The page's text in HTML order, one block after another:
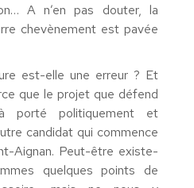
A n’en pas douter, la
chevènement est pavée
est-elle une erreur ? Et
que le projet que défend
porté politiquement et
candidat qui commence
Aignan. Peut-être existe-
quelques points de